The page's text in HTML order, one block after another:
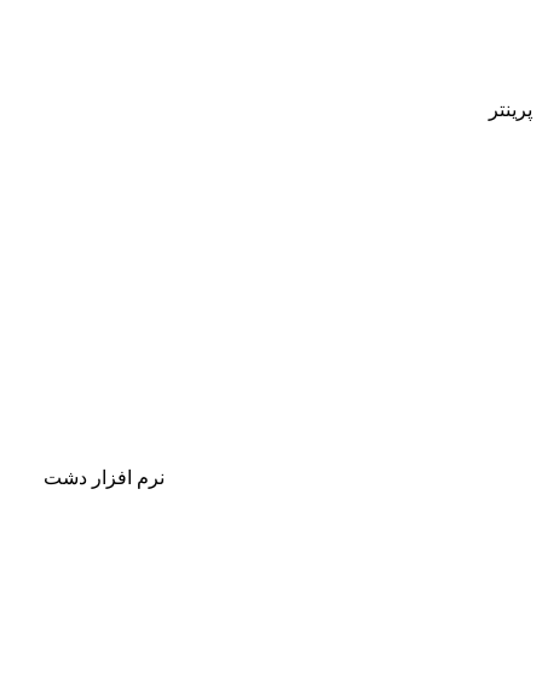
پرینتر
نرم افزار دشت